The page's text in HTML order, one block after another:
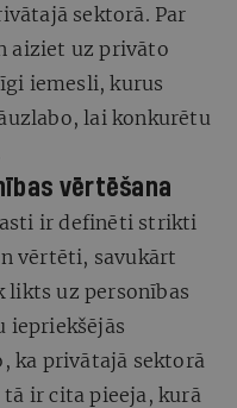
sektorā. Par
aiziet uz privāto
iemesli, kurus
lai konkurētu
vērtēšana
ir definēti strikti
vērtēti, savukārt
likts uz personības
iepriekšējās
ka privātajā sektorā
ir cita pieeja, kurā